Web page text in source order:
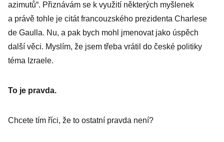
azimutů“. Přiznávám se k využití některých myšlenek
a právě tohle je citát francouzského prezidenta Charlese
de Gaulla. Nu, a pak bych mohl jmenovat jako úspěch
další věci. Myslím, že jsem třeba vrátil do české politiky
téma Izraele.
To je pravda.
Chcete tím říci, že to ostatní pravda není?